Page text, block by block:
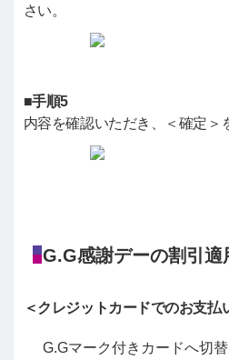
さい。
■手順5
内容を確認いただき、＜確定＞
G.G感謝デーの割引適
＜クレジットカードでのお支払
G.Gマーク付きカードへ切